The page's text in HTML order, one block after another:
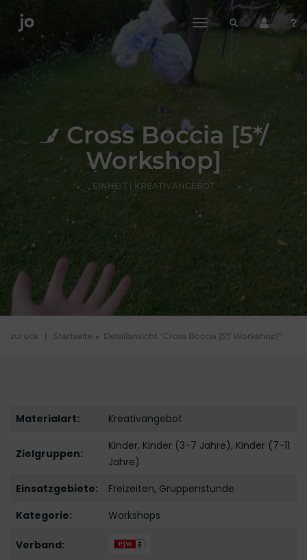
toggle
navigation
Cross Boccia [5*/
Workshop]
EINHEIT | KREATIVANGEBOT
zurück | Startseite Detailansicht "Cross Boccia [5*/ Workshop]"
Materialart: Kreativangebot
Zielgruppen:
Kinder, Kinder (3-7 Jahre), Kinder (7-11
Jahre)
Einsatzgebiete:
Freizeiten, Gruppenstunde
Kategorie:
Workshops
Verband: